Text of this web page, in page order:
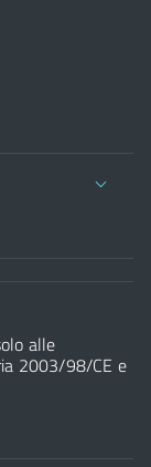
alle
2003/98/CE e